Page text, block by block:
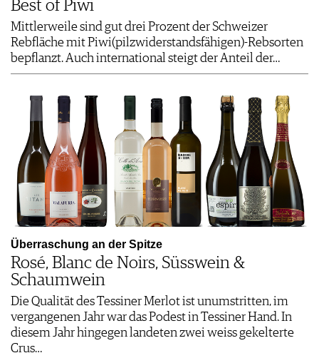
Best of Piwi
Mittlerweile sind gut drei Prozent der Schweizer
Rebfläche mit Piwi(pilzwiderstandsfähigen)-Rebsorten
bepflanzt. Auch international steigt der Anteil der…
Überraschung an der Spitze
Rosé, Blanc de Noirs, Süsswein &
Schaumwein
Die Qualität des Tessiner Merlot ist unumstritten, im
vergangenen Jahr war das Podest in Tessiner Hand. In
diesem Jahr hingegen landeten zwei weiss gekelterte
Crus…